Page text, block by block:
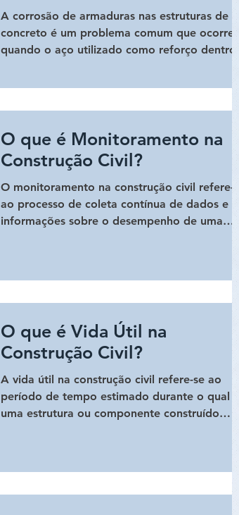
A corrosão de armaduras nas estruturas de
concreto é um problema comum que ocorre
quando o aço utilizado como reforço dentro
O que é Monitoramento na
Construção Civil?
O monitoramento na construção civil refere-
ao processo de coleta contínua de dados e
informações sobre o desempenho de uma
O que é Vida Útil na
Construção Civil?
A vida útil na construção civil refere-se ao
período de tempo estimado durante o qual
uma estrutura ou componente construído